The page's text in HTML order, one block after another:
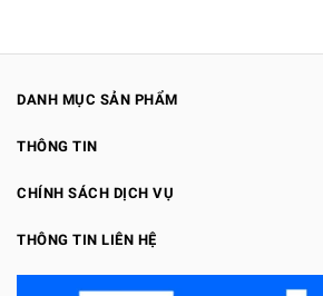
DANH MỤC SẢN PHẨM
THÔNG TIN
CHÍNH SÁCH DỊCH VỤ
THÔNG TIN LIÊN HỆ